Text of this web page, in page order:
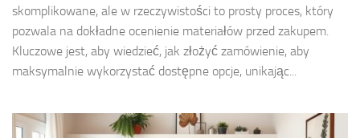
skomplikowane, ale w rzeczywistości to prosty proces, który
pozwala na dokładne ocenienie materiałów przed zakupem.
Kluczowe jest, aby wiedzieć, jak złożyć zamówienie, aby
maksymalnie wykorzystać dostępne opcje, unikając...